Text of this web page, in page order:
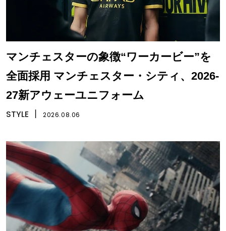
マンチェスターの象徴“ワーカービー”を
全面採用 マンチェスター・シティ、2026-
27新アウェーユニフォーム
STYLE 2026.08.06